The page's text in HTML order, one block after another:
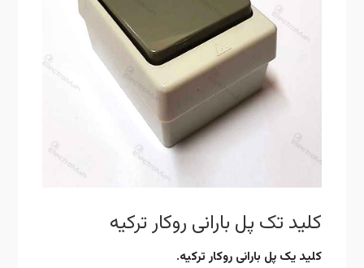
کلید تک پل بارانی روکار ترکیه
کلید یک پل بارانی روکار ترکیه.